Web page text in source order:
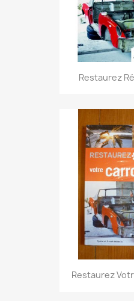
Restaurez
Restaurez